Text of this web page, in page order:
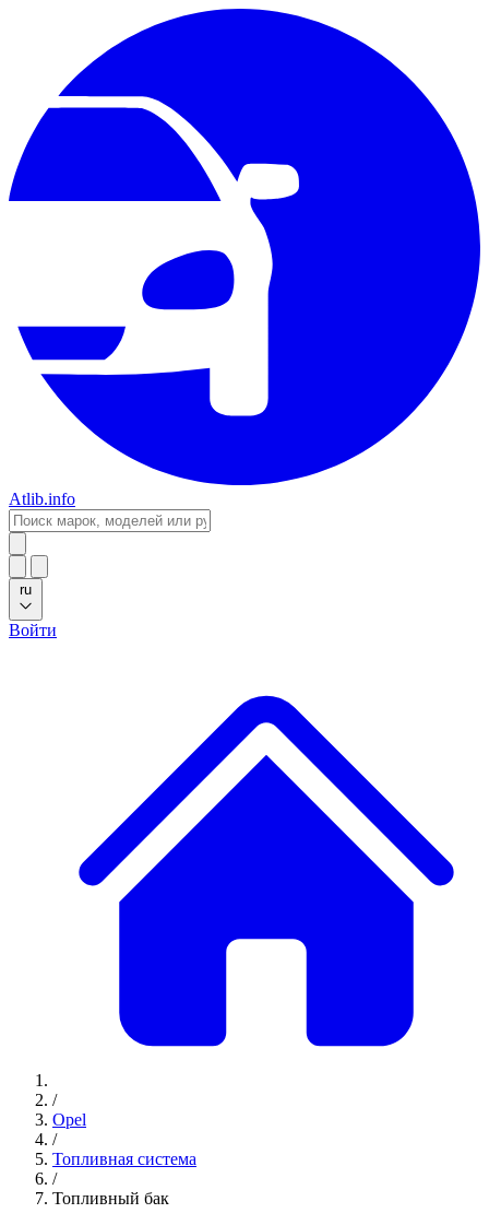
Atlib.info
ru
Войти
/
Opel
/
Топливная система
/
Топливный бак